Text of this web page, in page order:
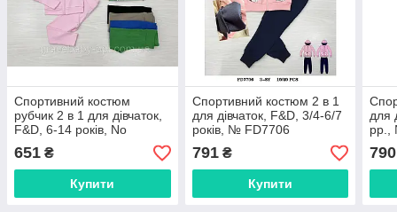
Спортивний костюм
рубчик 2 в 1 для дівчаток,
F&D, 6-14 років, No
FD7702
651 ₴
Купити
Спортивний костюм 2 в 1
для дівчаток, F&D, 3/4-6/7
років, № FD7706
791₴
Купити
для
рр.,
790